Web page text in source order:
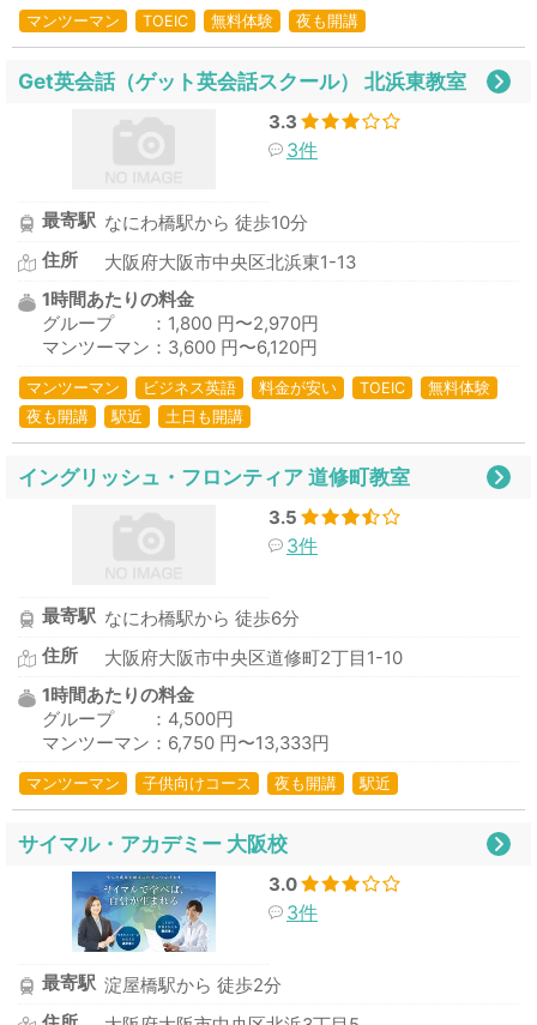
マンツーマン TOEIC 無料体験 夜も開講
Get英会話（ゲット英会話スクール） 北浜東教室
3.3
3件
最寄駅 なにわ橋駅から 徒歩10分
住所
大阪府大阪市中央区北浜東1-13
1時間あたりの料金
グループ ：1,800 円〜2,970円
マンツーマン：3,600 円〜6,120円
マンツーマン ビジネス英語 料金が安い TOEIC
無料体験
夜も開講
駅近 土日も開講
イングリッシュ・フロンティア 道修町教室
3.5
3件
最寄駅 なにわ橋駅から 徒歩6分
住所
大阪府大阪市中央区道修町2丁目1-10
1時間あたりの料金
グループ ：4,500円
マンツーマン：6,750 円〜13,333円
マンツーマン 子供向けコース 夜も開講 駅近
サイマル・アカデミー 大阪校
3.0
3件
最寄駅 淀屋橋駅から 徒歩2分